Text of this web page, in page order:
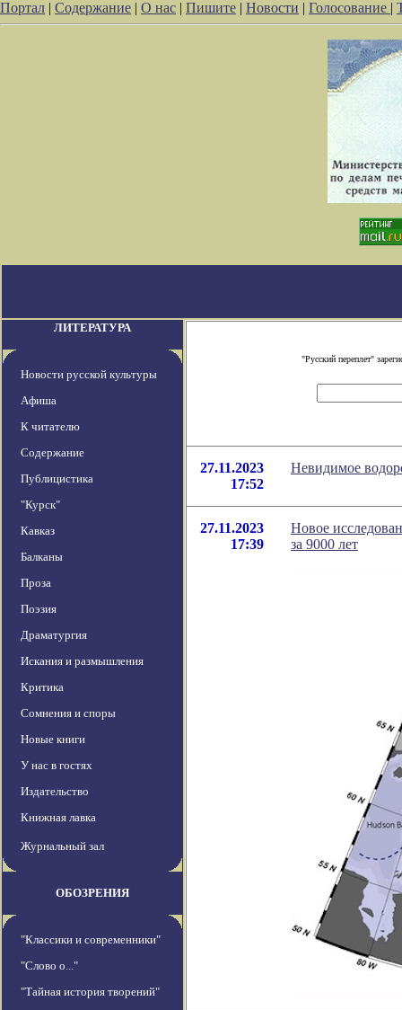
Портал | Содержание | О нас | Пишите | Новости | Голосование |
ЛИТЕРАТУРА
Новости русской культуры
Афиша
К читателю
Содержание
Публицистика
"Курск"
Кавказ
Балканы
Проза
Поэзия
Драматургия
Искания и размышления
Критика
Сомнения и споры
Новые книги
У нас в гостях
Издательство
Книжная лавка
Журнальный зал
ОБОЗРЕНИЯ
"Классики и современники"
"Слово о..."
"Тайная история творений"
"Русский переплет"
27.11.2023
17:52
Невидимое
27.11.2023
17:39
Новое
за 9000 лет